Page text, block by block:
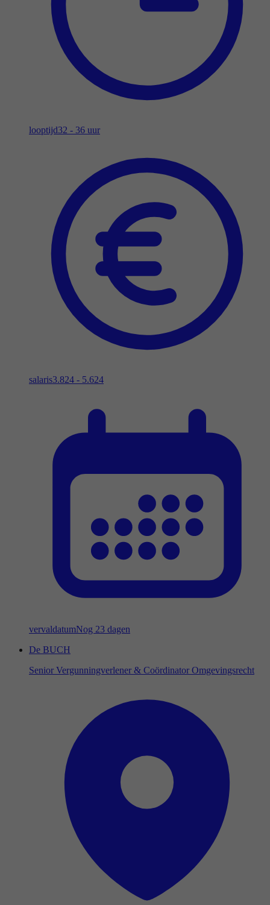
looptijd32 - 36 uur
salaris3.824 - 5.624
vervaldatumNog 23 dagen
De BUCH
Senior Vergunningverlener & Coördinator Omgevingsrecht